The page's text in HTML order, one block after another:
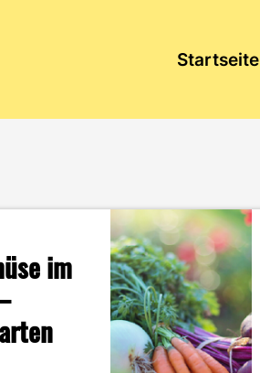
Startseite
im